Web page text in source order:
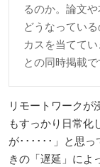
るのか。論文
どうなってい
カスを当てて
との同時掲載で
リモートワークが
もすっかり日常化
が･･････」と思
きの「遅延」によ